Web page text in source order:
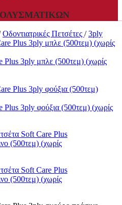
Οδοντιατρικές Πετσέτες / 3ply
Plus 3ply μπλε (500τεμ) (χωρίς
Plus 3ply φούξια (500τεμ) (χωρίς